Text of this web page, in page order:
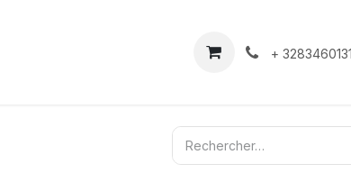
À propos Contact
+ 3283460131